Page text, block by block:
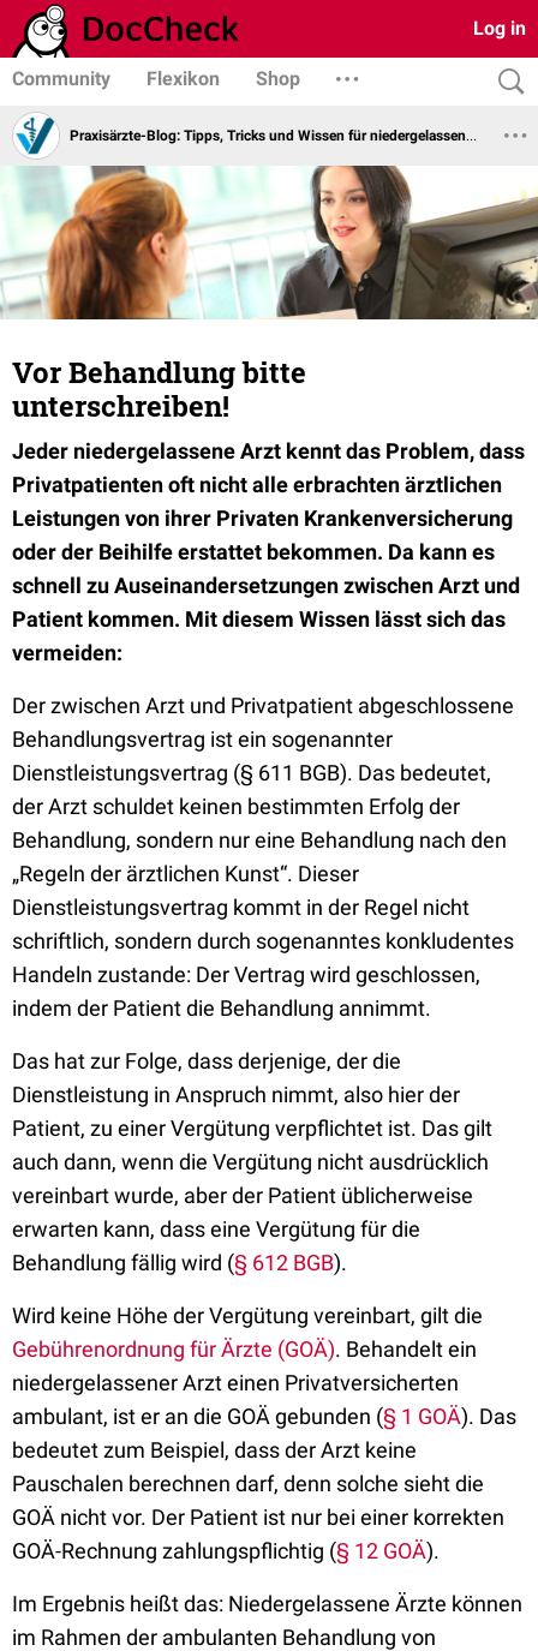
Log in
Community Flexikon Shop
Praxisärzte-Blog: Tipps, Tricks und Wissen für niedergelassene Ärzte vom Virchowbund
Vor Behandlung bitte
unterschreiben!
Jeder niedergelassene Arzt kennt das Problem, dass
Privatpatienten oft nicht alle erbrachten ärztlichen
Leistungen von ihrer Privaten Krankenversicherung
oder der Beihilfe erstattet bekommen. Da kann es
schnell zu Auseinandersetzungen zwischen Arzt und
Patient kommen. Mit diesem Wissen lässt sich das
vermeiden:
Der zwischen Arzt und Privatpatient abgeschlossene
Behandlungsvertrag ist ein sogenannter
Dienstleistungsvertrag (§ 611 BGB). Das bedeutet,
der Arzt schuldet keinen bestimmten Erfolg der
Behandlung, sondern nur eine Behandlung nach den
„Regeln der ärztlichen Kunst“. Dieser
Dienstleistungsvertrag kommt in der Regel nicht
schriftlich, sondern durch sogenanntes konkludentes
Handeln zustande: Der Vertrag wird geschlossen,
indem der Patient die Behandlung annimmt.
Das hat zur Folge, dass derjenige, der die
Dienstleistung in Anspruch nimmt, also hier der
Patient, zu einer Vergütung verpflichtet ist. Das gilt
auch dann, wenn die Vergütung nicht ausdrücklich
vereinbart wurde, aber der Patient üblicherweise
erwarten kann, dass eine Vergütung für die
Behandlung fällig wird (§ 612 BGB).
Wird keine Höhe der Vergütung vereinbart, gilt die
Gebührenordnung für Ärzte (GOÄ). Behandelt ein
niedergelassener Arzt einen Privatversicherten
ambulant, ist er an die GOÄ gebunden (§ 1 GOÄ). Das
bedeutet zum Beispiel, dass der Arzt keine
Pauschalen berechnen darf, denn solche sieht die
GOÄ nicht vor. Der Patient ist nur bei einer korrekten
GOÄ-Rechnung zahlungspflichtig (§ 12 GOÄ).
Im Ergebnis heißt das: Niedergelassene Ärzte können
im Rahmen der ambulanten Behandlung von